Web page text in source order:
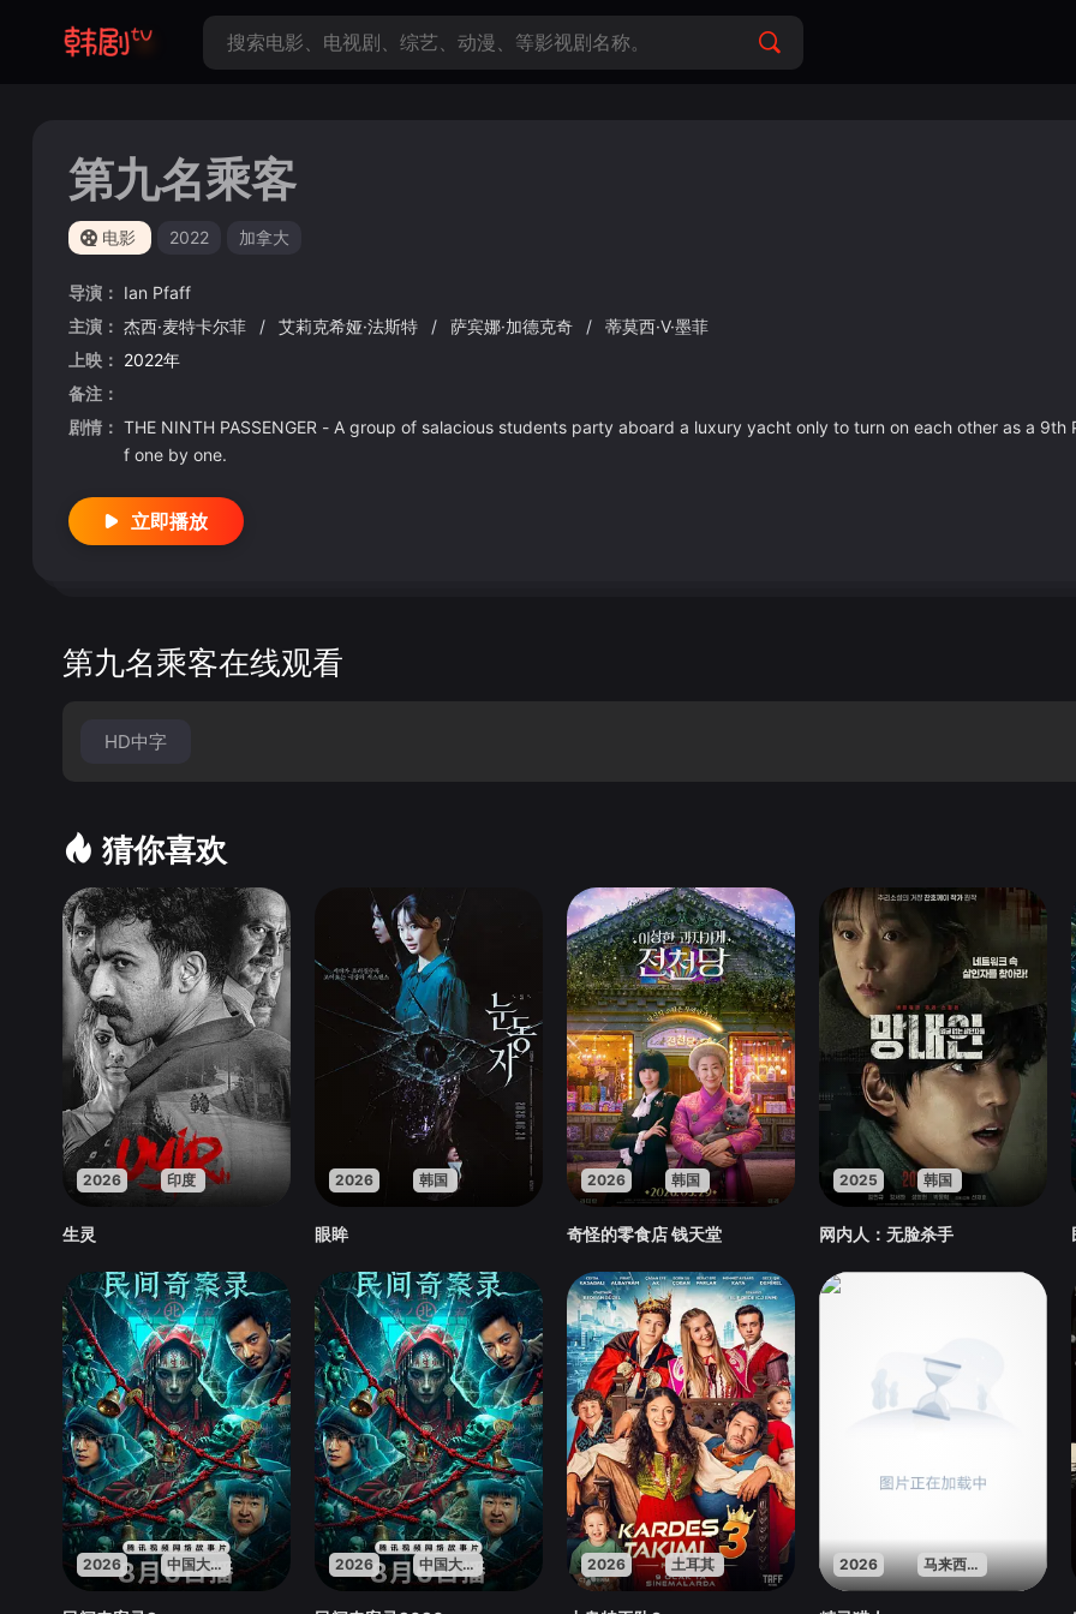
第九名乘客
电影 2022 加拿大
导演： Ian Pfaff
主演： 杰西·麦特卡尔菲 / 艾莉克希娅·法斯特 / 萨宾娜·加德克奇 /
蒂莫西·V·墨菲
上映： 2022年
备注：
剧情： THE NINTH PASSENGER - A group of salacious students party aboard a luxury yacht only to turn on each other as a 9th
f one by one.
立即播放
第九名乘客在线观看
HD中字
猜你喜欢
2026 印度
生灵
2026 韩国
眼眸
2026 韩国
奇怪的零食店 钱天堂
2025 韩国
网内人：无脸杀手
2026 中国大陆 2026 中国大陆 2026 土耳其 2026 马来西亚